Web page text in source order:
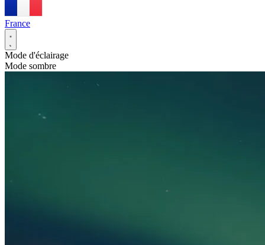
France
Mode d'éclairage
Mode sombre